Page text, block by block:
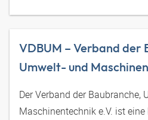
VDBUM – Verband der
Umwelt- und
Der Verband der Baubranche,
Maschinentechnik e.V. ist